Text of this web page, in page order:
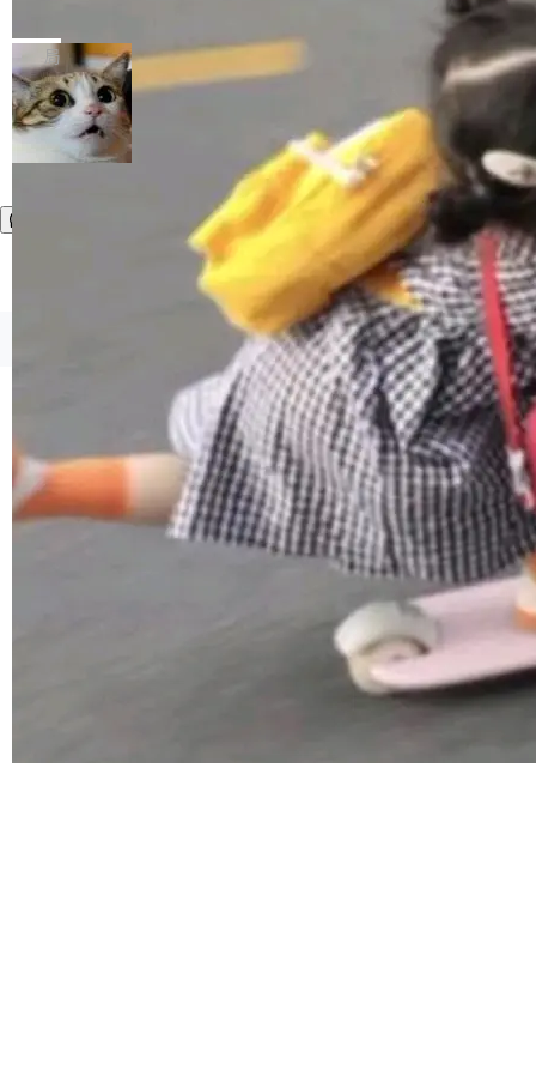
质的最低采样率）的音频格式将被拒绝 修复了 C
SS 圆角虚线样式中可能存在的问题 如果表单中
的图像元素不在同一个子树中，则它们将不再关
联 加...
最强的若干项。对于尚未正式发版的 PG 19，则
通过拉取过去一年内（从 PG 18 Beta1 时间点
至今）的所有 commit，同样交由 AI 分析提炼。
经过人工复核，准确度令人满意。这一方法也为
社区爱好者提供了高效跟踪新版本的思路。
维护工作一直与我的日常工作、家务、社交生活
和休闲娱乐竞争时间。" 这是 libexpat 维护者 S
ebastian Pipping 写在博客里的话。8 月 4 日，
他宣布了一个新消息：从 2026 年 8 月 1 日起，
他可以全职维护 libexpat 了，最长 6 个月。发
工资的是慕尼黑市政府。 libexpat 是一个 C99
编写的流式 XML 解析器，MIT 许可证。和 libx
ml2 一样，它是世界上使用最广泛的 XML 解析
库之一。你的操作系统、浏览器、无数的基础设
施软件，很可能都在用它。而过去十年，维护它
局
©OSCHINA(OSChina.NET) 京ICP备2025119063号